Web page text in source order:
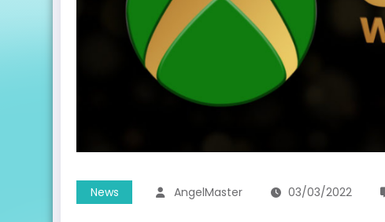
News AngelMaster 03/03/2022